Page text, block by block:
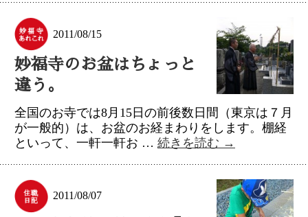
2011/08/15
妙福寺のお盆はちょっと
違う。
全国のお寺では8月15日の前後数日間（東京は７月
が一般的）は、お盆のお経まわりをします。棚経
といって、一軒一軒お … 続きを読む →
2011/08/07